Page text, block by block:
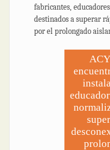
fabricantes,
destinados a superar
por el prolongado